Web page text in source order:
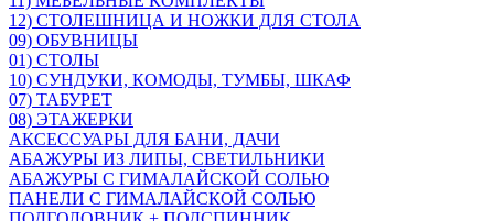
12) СТОЛЕШНИЦА И НОЖКИ ДЛЯ СТОЛА
09) ОБУВНИЦЫ
01) СТОЛЫ
10) СУНДУКИ, КОМОДЫ, ТУМБЫ, ШКАФ
07) ТАБУРЕТ
08) ЭТАЖЕРКИ
АКСЕССУАРЫ ДЛЯ БАНИ, ДАЧИ
АБАЖУРЫ ИЗ ЛИПЫ, СВЕТИЛЬНИКИ
АБАЖУРЫ С ГИМАЛАЙСКОЙ СОЛЬЮ
ПАНЕЛИ С ГИМАЛАЙСКОЙ СОЛЬЮ